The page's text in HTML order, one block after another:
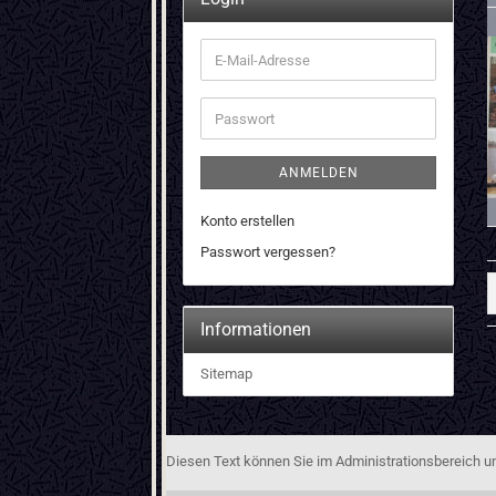
E-
Mail-
Adresse
Passwort
ANMELDEN
Konto erstellen
Passwort vergessen?
Informationen
Sitemap
Diesen Text können Sie im Administrationsbereich